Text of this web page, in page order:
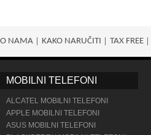
O NAMA KAKO NARUČITI TAX FREE
MOBILNI TELEFONI
ALCATEL MOBILNI TELEFONI
APPLE MOBILNI TELEFONI
ASUS MOBILNI TELEFONI